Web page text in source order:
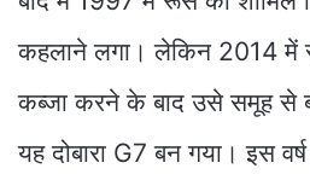
कहलाने लगा। लेकिन 2014 में
कब्जा करने के बाद उसे समूह से
यह दोबारा G7 बन गया। इस